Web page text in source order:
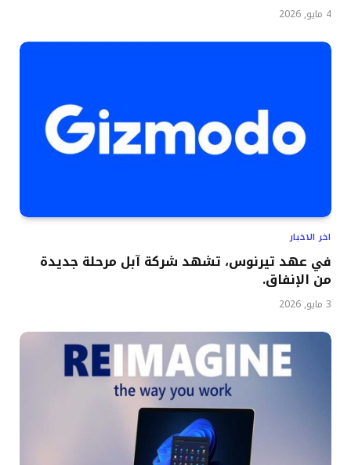
4 مايو, 2026
اخر الاخبار
في عهد تيرنوس، تشهد شركة آبل مرحلة جديدة
من الإنفاق.
3 مايو, 2026